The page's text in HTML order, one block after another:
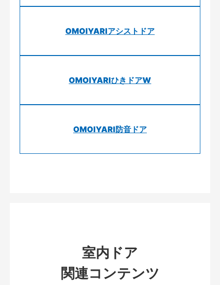
OMOIYARIアシストドア
OMOIYARIひきドアW
OMOIYARI防音ドア
室内ドア
関連コンテンツ